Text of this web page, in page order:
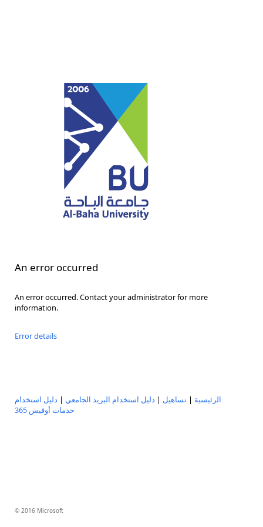
An error occurred
An error occurred. Contact your administrator for more
information.
Error details
الرئيسية | تساهيل | دليل استخدام البريد الجامعي | دليل استخدام
خدمات أوفيس 365
© 2016 Microsoft